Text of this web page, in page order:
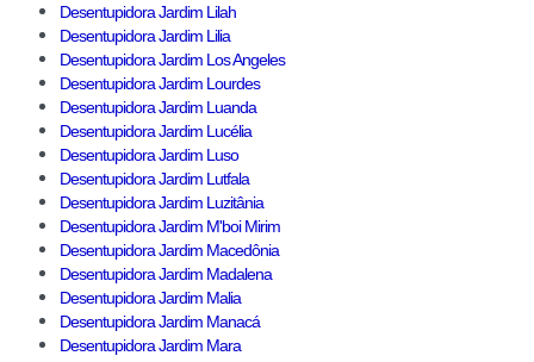
Desentupidora Jardim Lilah
Desentupidora Jardim Lilia
Desentupidora Jardim Los Angeles
Desentupidora Jardim Lourdes
Desentupidora Jardim Luanda
Desentupidora Jardim Lucélia
Desentupidora Jardim Luso
Desentupidora Jardim Lutfala
Desentupidora Jardim Luzitânia
Desentupidora Jardim M'boi Mirim
Desentupidora Jardim Macedônia
Desentupidora Jardim Madalena
Desentupidora Jardim Malia
Desentupidora Jardim Manacá
Desentupidora Jardim Mara